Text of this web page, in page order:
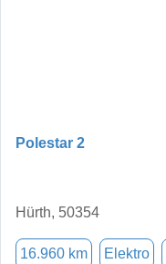
Polestar 2
Hürth, 50354
16.960 km Elektro